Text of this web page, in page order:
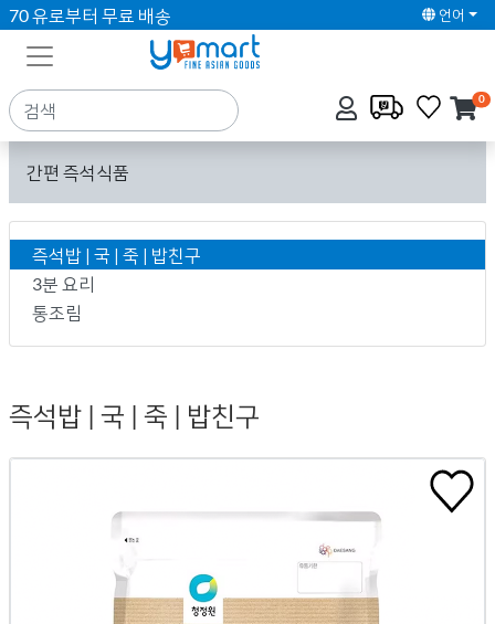
70 유로부터 무료 배송 언어
0
간편 즉석식품
즉석밥 | 국 | 죽 | 밥친구
3분 요리
통조림
즉석밥 | 국 | 죽 | 밥친구